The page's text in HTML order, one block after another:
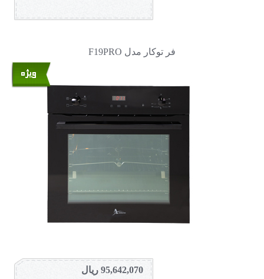
فر توکار مدل F19PRO
95,642,070 ریال